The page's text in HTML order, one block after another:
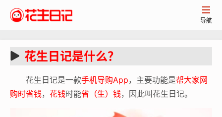

导航
花生日记是什么？
花生日记是一款手机导购App，主要功能是帮大家网
购时省钱， 花钱时能省（生）钱，因此叫花生日记。